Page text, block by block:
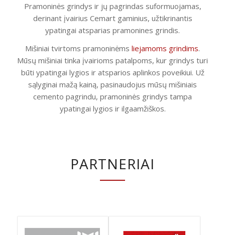
Pramoninės grindys ir jų pagrindas suformuojamas,
derinant įvairius Cemart gaminius, užtikrinantis
ypatingai atsparias pramonines grindis.
Mišiniai tvirtoms pramoninėms liejamoms grindims.
Mūsų mišiniai tinka įvairioms patalpoms, kur grindys turi
būti ypatingai lygios ir atsparios aplinkos poveikiui. Už
sąlyginai mažą kainą, pasinaudojus mūsų mišiniais
cemento pagrindu, pramoninės grindys tampa
ypatingai lygios ir ilgaamžiškos.
PARTNERIAI